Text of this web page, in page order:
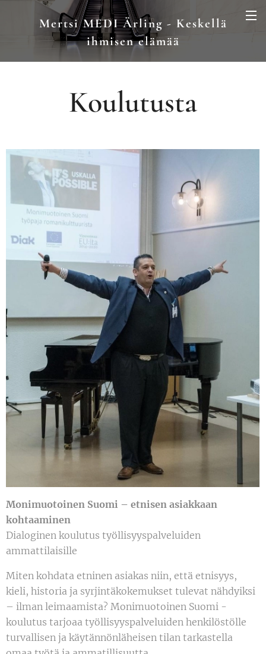
Mertsi MEDI Ärling - Keskellä
ihmisen elämää
Koulutusta
Monimuotoinen Suomi – etnisen asiakkaan
kohtaaminen
Dialoginen koulutus työllisyyspalveluiden
ammattilaisille
Miten kohdata etninen asiakas niin, että etnisyys,
kieli, historia ja syrjintäkokemukset tulevat nähdyiksi
– ilman leimaamista? Monimuotoinen Suomi -
koulutus tarjoaa työllisyyspalveluiden henkilöstölle
turvallisen ja käytännönläheisen tilan tarkastella